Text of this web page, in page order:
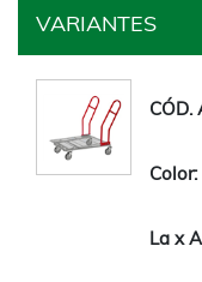
VARIANTES